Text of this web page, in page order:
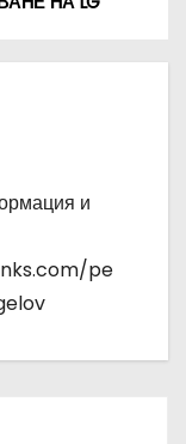
и
pe